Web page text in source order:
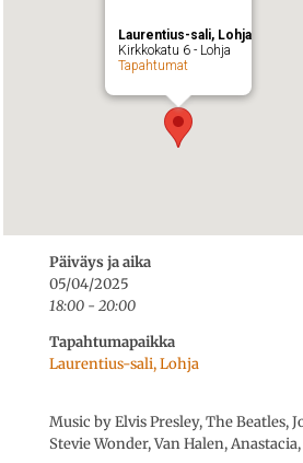
Laurentius-sali, Lohja
Kirkkokatu 6 - Lohja
Tapahtumat
Päiväys ja aika
05/04/2025
18:00 - 20:00
Tapahtumapaikka
Laurentius-sali, Lohja
Music by Elvis Presley, The Beatles,
Stevie Wonder, Van Halen,